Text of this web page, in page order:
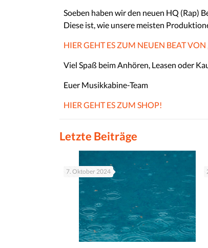
Soeben haben wir den neuen HQ (Rap)
Diese ist, wie unsere meisten
HIER GEHT ES ZUM NEUEN BEAT
Viel Spaß beim Anhören, Leasen oder
Euer Musikkabine-Team
HIER GEHT ES ZUM SHOP!
Letzte Beiträge
7. Oktober 2024